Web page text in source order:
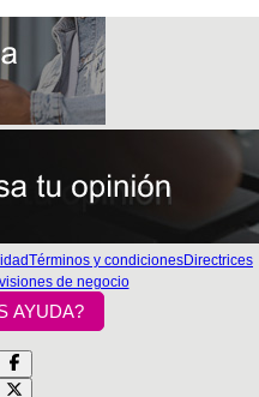
Términos y condicionesDirectrices
de negocio
AYUDA?